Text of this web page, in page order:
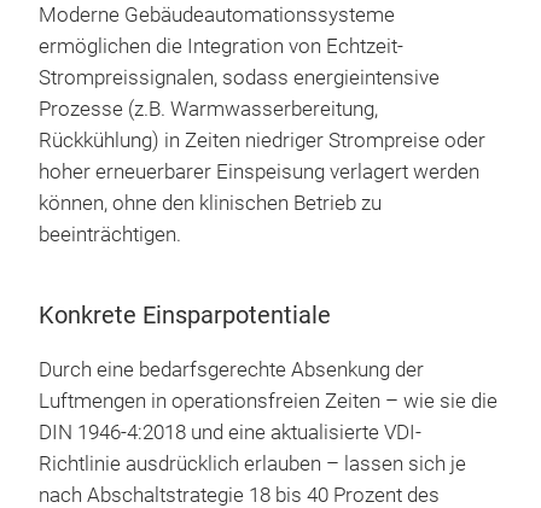
Moderne Gebäudeautomationssysteme
ermöglichen die Integration von Echtzeit-
Strompreissignalen, sodass energieintensive
Prozesse (z.B. Warmwasserbereitung,
Rückkühlung) in Zeiten niedriger Strompreise oder
hoher erneuerbarer Einspeisung verlagert werden
können, ohne den klinischen Betrieb zu
beeinträchtigen.
Konkrete Einsparpotentiale
Durch eine bedarfsgerechte Absenkung der
Luftmengen in operationsfreien Zeiten – wie sie die
DIN 1946-4:2018 und eine aktualisierte VDI-
Richtlinie ausdrücklich erlauben – lassen sich je
nach Abschaltstrategie 18 bis 40 Prozent des